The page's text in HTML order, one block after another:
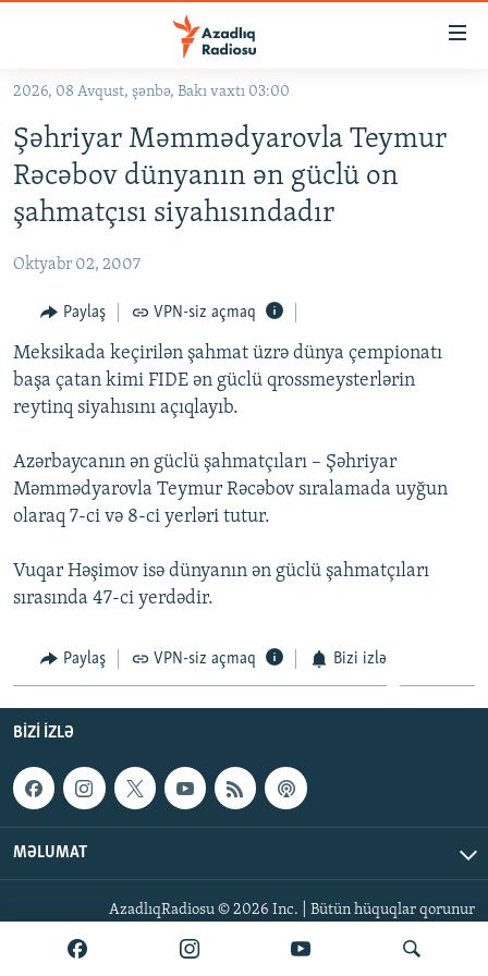
Əsas
qayıt
Əsas
naviqasiyaya
qayıt
Axtarışa
#İZAHLA
KORRUPSIOMETR
#ƏSLINDƏ
FƏRQƏ BAX
QANUNI DOĞRU
ARAŞDIRMA
MULTIMEDIA
FOTOQALEREYA
İNFOQRAFIKA
OXU ZALI
AZƏRBAYCAN ƏDƏBIYYATI KITABXANASI
İZ - MƏDƏNIYYƏT PROQRAMI
HAQQIMIZDA
MISSIYAMIZ
MATERIALLARIMIZDAN ISTIFADƏ
BIZIMLƏ ƏLAQƏ
XƏBƏR BÜLLETENLƏRIMIZ
BIZI IZLƏ
2026, 08 Avqust, şənbə, Bakı vaxtı 03:00
Şəhriyar Məmmədyarovla Teymur
Rəcəbov dünyanın ən güclü on
şahmatçısı siyahısındadır
Oktyabr 02, 2007
Paylaş VPN-siz açmaq
Meksikada keçirilən şahmat üzrə dünya çempionatı
başa çatan kimi FIDE ən güclü qrossmeysterlərin
reytinq siyahısını açıqlayıb.
Azərbaycanın ən güclü şahmatçıları – Şəhriyar
Məmmədyarovla Teymur Rəcəbov sıralamada uyğun
olaraq 7-ci və 8-ci yerləri tutur.
Vuqar Həşimov isə dünyanın ən güclü şahmatçıları
sırasında 47-ci yerdədir.
Paylaş VPN-siz açmaq Bizi izlə
BIZI IZLƏ
MƏLUMAT
AzadlıqRadiosu © 2026 Inc. | Bütün hüquqlar qorunur